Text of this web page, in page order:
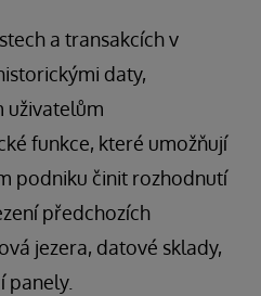
a transakcích v
daty,
uživatelům
funkce, které umožňují
podniku činit rozhodnutí
předchozích
jezera, datové sklady,
panely.